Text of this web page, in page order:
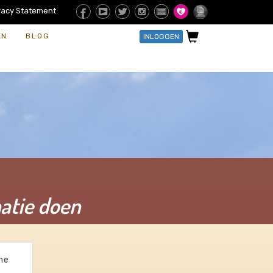
Statement
BLOG INLOGGEN
doen